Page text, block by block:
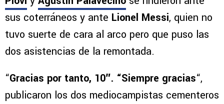
sus coterráneos y ante Lionel Messi, quien no
tuvo suerte de cara al arco pero que puso las
dos asistencias de la remontada.
“Gracias por tanto, 10″. “Siempre gracias“,
publicaron los dos mediocampistas cementeros